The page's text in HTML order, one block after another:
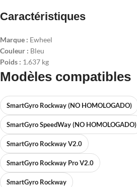
Caractéristiques
Marque : Ewheel
Couleur : Bleu
Poids : 1.637 kg
Modèles compatibles
SmartGyro Rockway (NO HOMOLOGADO)
SmartGyro SpeedWay (NO HOMOLOGADO)
SmartGyro Rockway V2.0
SmartGyro Rockway Pro V2.0
SmartGyro Rockway